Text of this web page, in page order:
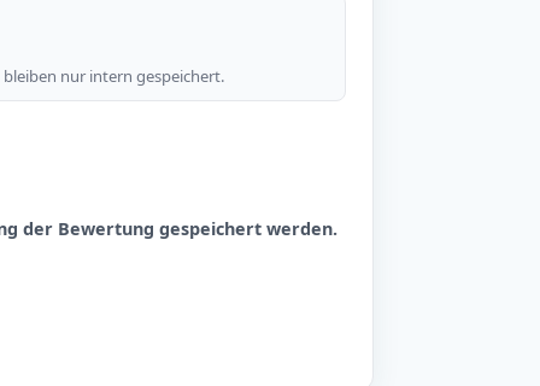
nur intern gespeichert.
der Bewertung gespeichert werden.